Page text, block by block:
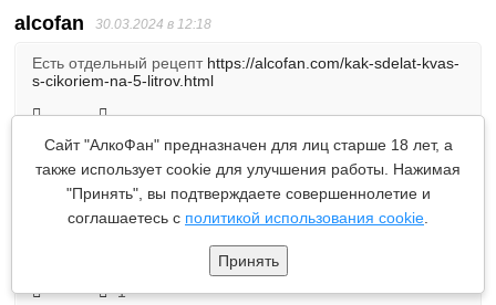
Сайт "АлкоФан" предназначен для лиц старше 18 лет, а
также использует cookie для улучшения работы. Нажимая
"Принять", вы подтверждаете совершеннолетие и
соглашаетесь с политикой использования cookie
Принять
alcofan 30.03.2024 в 12:18
Есть отдельный рецепт https://alcofan.com/kak-sdelat-kvas-
s-cikoriem-na-5-litrov.html
ОТВЕТИТЬ
17.09.2024 в 02:35
высокого градуса аналогичным добавлением сахара?
1